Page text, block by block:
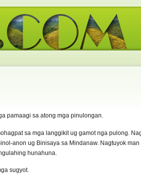
pamaagi sa atong mga pinulongan.
sa mga langgikit ug gamot nga pulong.
anon ug Binisaya sa Mindanaw. Nagtuyok
hunahuna.
sugyot.